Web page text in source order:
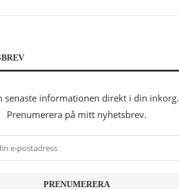
senaste informationen direkt i din inkorg.
Prenumerera på mitt nyhetsbrev.